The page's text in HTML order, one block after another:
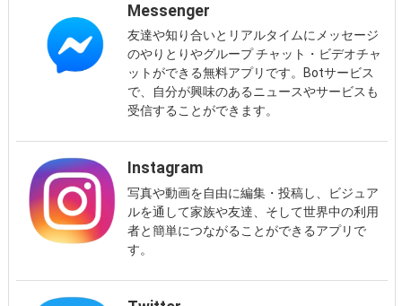
Messenger
友達や知り合いとリアルタイムにメッセージ
のやりとりやグループ チャット・ビデオチャ
ットができる無料アプリです。Botサービス
で、自分が興味のあるニュースやサービスも
受信することができます。
Instagram
写真や動画を自由に編集・投稿し、ビジュア
ルを通して家族や友達、そして世界中の利用
者と簡単につながることができるアプリで
す。